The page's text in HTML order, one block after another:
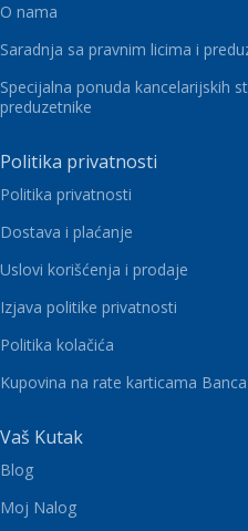
O nama
Saradnja sa pravnim licima i
Specijalna ponuda kancelarijskih
preduzetnike
Politika privatnosti
Politika privatnosti
Dostava i plaćanje
Uslovi korišćenja i prodaje
Izjava politike privatnosti
Politika kolačića
Kupovina na rate karticama
Vaš Kutak
Blog
Moj Nalog